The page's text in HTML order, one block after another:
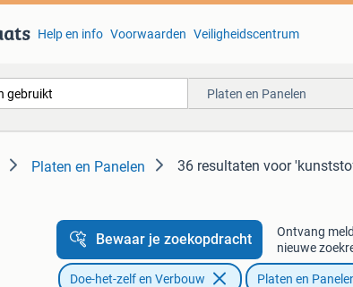
Help en info Voorwaarden Veiligheidscentrum
Platen en Panelen
Platen en Panelen 36 resultaten voor
Bewaar je zoekopdracht
Ontvang
nieuwe
Doe-het-zelf en Verbouw Platen en